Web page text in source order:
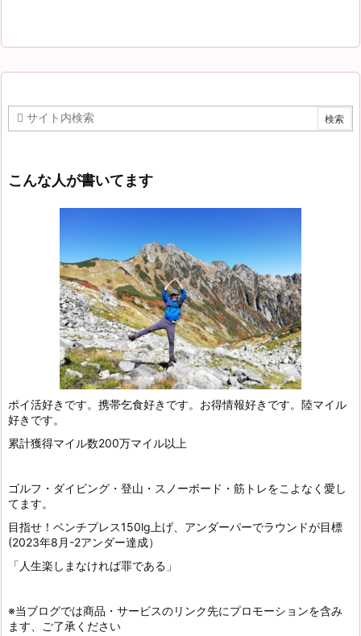
こんな人が書いてます
ポイ活好きです。携帯乞食好きです。お得情報好きです。陸マイル
好きです。
累計獲得マイル数200万マイル以上
ゴルフ・ダイビング・登山・スノーボード・筋トレをこよなく愛し
てます。
目指せ！ベンチプレス150lg上げ、アンダーパーでラウンドが目標
(2023年8月-2アンダー達成）
「人生楽しまなければ罪である」
※当ブログでは商品・サービスのリンク先にプロモーションを含み
ます、ご了承ください